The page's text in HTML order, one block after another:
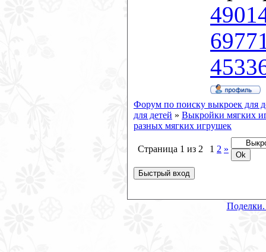
Форум по поиску выкроек для
для детей » Выкройки мягких
разных мягких игрушек
Страница 1 из 2 1 2 »